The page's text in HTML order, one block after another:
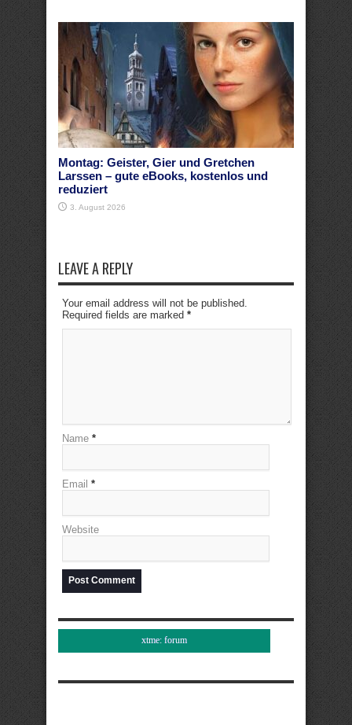
Montag: Geister, Gier und Gretchen
Larssen – gute eBooks, kostenlos und
reduziert
3. August 2026
LEAVE A REPLY
Your email address will not be published.
Required fields are marked *
Name *
Email *
Website
xtme: forum